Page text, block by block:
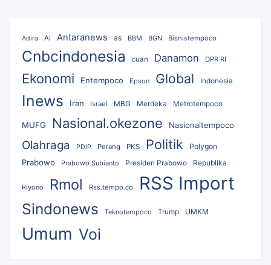
Adira AI Antaranews as BBM BGN Bisnistempoco
Cnbcindonesia cuan Danamon DPR RI
Ekonomi Entempoco Epson Global Indonesia
Inews Iran Israel MBG Merdeka Metrotempoco
MUFG Nasional.okezone Nasionaltempoco
Olahraga PDIP Perang PKS Politik Polygon
Prabowo Prabowo Subianto Presiden Prabowo Republika
Riyono Rmol Rss.tempo.co RSS Import
Sindonews Teknotempoco Trump UMKM
Umum Voi